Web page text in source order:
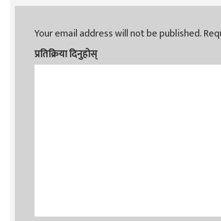
Your email address will not be published.
प्रतिक्रिया दिनुहोस्